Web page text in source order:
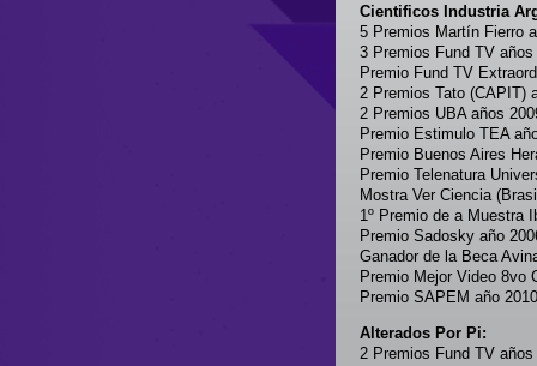
Cientificos Industria
5 Premios Martín Fierro
3 Premios Fund TV
Premio Fund TV
2 Premios Tato (CAPIT)
2 Premios UBA años
Premio Estimulo TEA
Premio Buenos Aires
Premio Telenatura
Mostra Ver Ciencia
1º Premio de a Muestra
Premio Sadosky año
Ganador de la Beca
Premio Mejor Video 8vo
Premio SAPEM año 2010
Alterados Por Pi:
2 Premios Fund TV